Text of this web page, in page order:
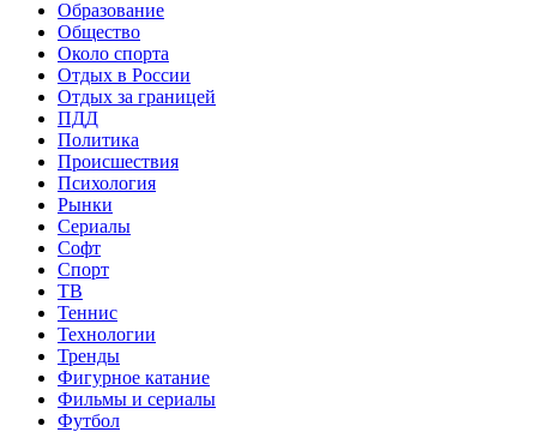
Образование
Общество
Около спорта
Отдых в России
Отдых за границей
ПДД
Политика
Происшествия
Психология
Рынки
Сериалы
Софт
Спорт
ТВ
Теннис
Технологии
Тренды
Фигурное катание
Фильмы и сериалы
Футбол